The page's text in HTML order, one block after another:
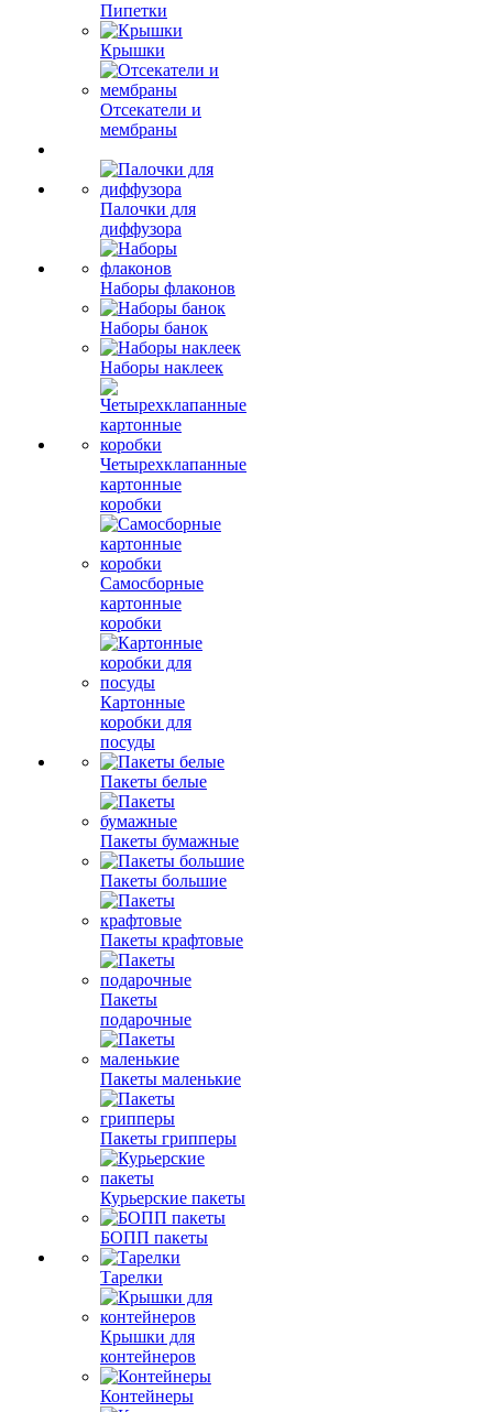
Пипетки
Крышки
Отсекатели и
мембраны
Палочки для
диффузора
Наборы флаконов
Наборы банок
Наборы наклеек
Четырехклапанные
картонные
коробки
Самосборные
картонные
коробки
Картонные
коробки для
посуды
Пакеты белые
Пакеты бумажные
Пакеты большие
Пакеты крафтовые
Пакеты
подарочные
Пакеты маленькие
Пакеты грипперы
Курьерские пакеты
БОПП пакеты
Тарелки
Крышки для
контейнеров
Контейнеры